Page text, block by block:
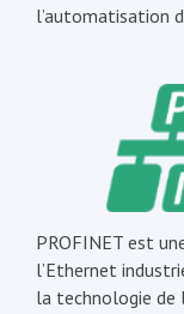
l’automatisation
PROFINET est
l’Ethernet
la technologie de